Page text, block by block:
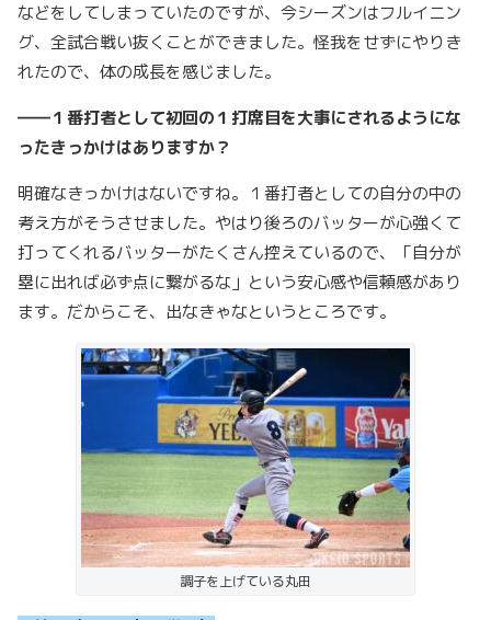
などをしてしまっていたのですが、今シーズンはフルイニン
グ、全試合戦い抜くことができました。怪我をせずにやりき
れたので、体の成長を感じました。
――１番打者として初回の１打席目を大事にされるようにな
ったきっかけはありますか？
明確なきっかけはないですね。１番打者としての自分の中の
考え方がそうさせました。やはり後ろのバッターが心強くて
打ってくれるバッターがたくさん控えているので、「自分が
塁に出れば必ず点に繋がるな」という安心感や信頼感があり
ます。だからこそ、出なきゃなというところです。
調子を上げている丸田